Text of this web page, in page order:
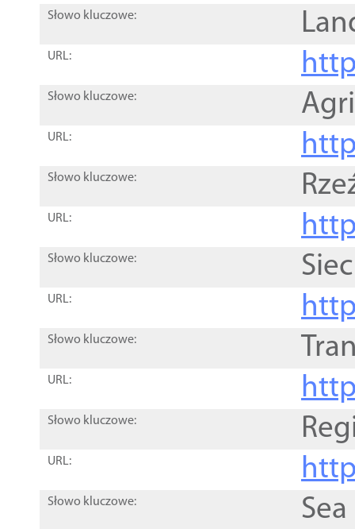
Słowo kluczowe:
URL:
Słowo kluczowe:
URL:
Słowo kluczowe:
URL:
Słowo kluczowe:
URL:
Słowo kluczowe:
URL:
Słowo kluczowe:
URL:
Słowo kluczowe: